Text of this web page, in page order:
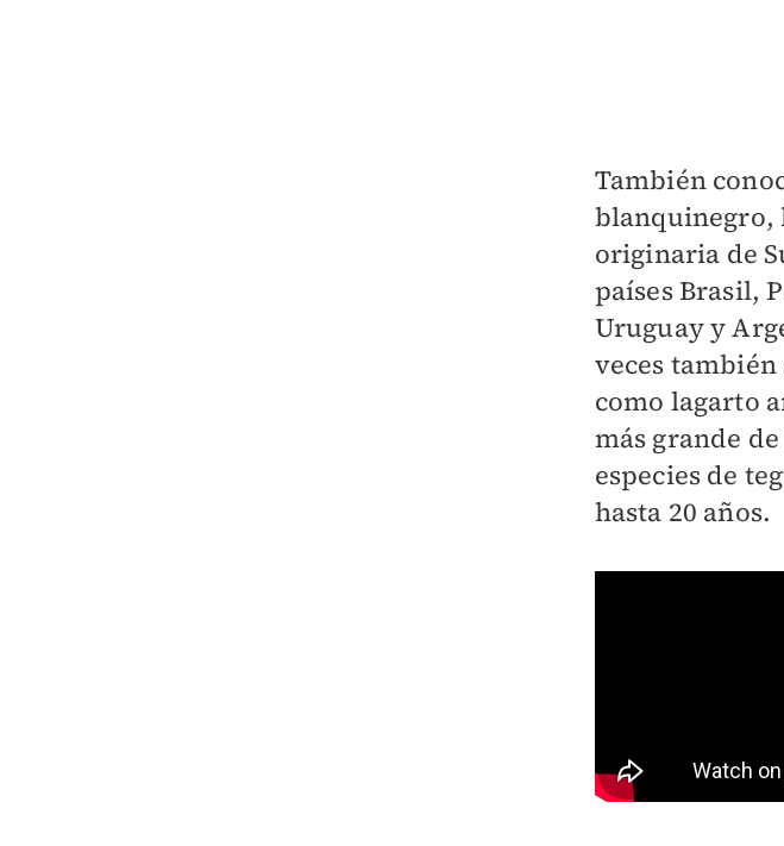
También
blanquinegro,
originaria de
países Brasil,
Uruguay y
veces también
como lagarto
más grande
especies de
hasta 20 años.